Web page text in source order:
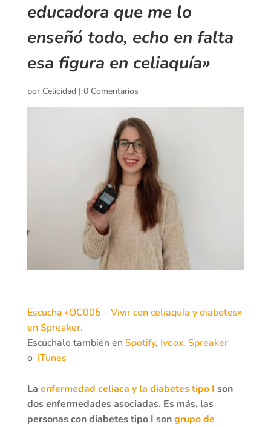
educadora que me lo
enseñó todo, echo en falta
esa figura en celiaquía»
por Celicidad| 0 Comentarios
Escucha «OC005 – Vivir con celiaquía y diabetes»
en Spreaker.
Escúchalo también en Spotify, Ivoox. Spreaker
o iTunes
La enfermedad celiaca y la diabetes tipo I son
dos enfermedades asociadas. Es más, las
personas con diabetes tipo I songrupo de